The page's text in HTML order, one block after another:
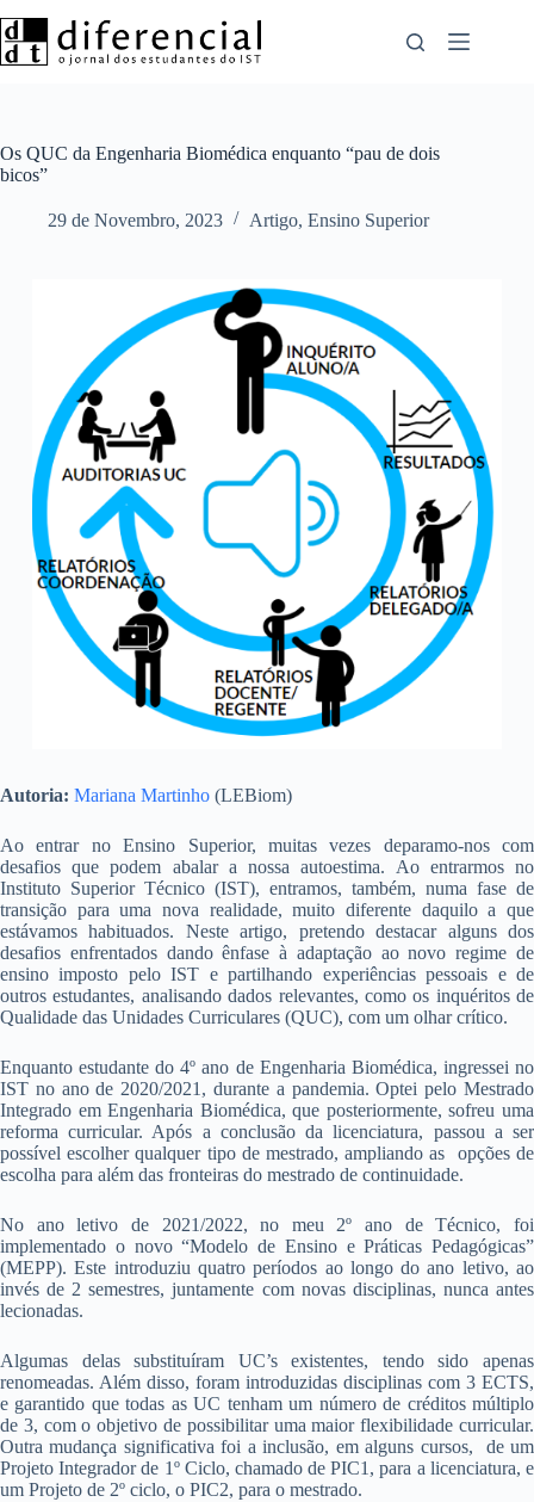
para
o
Os QUC da Engenharia Biomédica enquanto “pau de dois
bicos”
29 de Novembro, 2023 Artigo, Ensino Superior
Autoria: Mariana Martinho (LEBiom)
Ao entrar no Ensino Superior, muitas vezes deparamo-nos com
desafios que podem abalar a nossa autoestima. Ao entrarmos no
Instituto Superior Técnico (IST), entramos, também, numa fase de
transição para uma nova realidade, muito diferente daquilo a que
estávamos habituados. Neste artigo, pretendo destacar alguns dos
desafios enfrentados dando ênfase à adaptação ao novo regime de
ensino imposto pelo IST e partilhando experiências pessoais e de
outros estudantes, analisando dados relevantes, como os inquéritos de
Qualidade das Unidades Curriculares (QUC), com um olhar crítico.
Enquanto estudante do 4º ano de Engenharia Biomédica, ingressei no
IST no ano de 2020/2021, durante a pandemia. Optei pelo Mestrado
Integrado em Engenharia Biomédica, que posteriormente, sofreu uma
reforma curricular. Após a conclusão da licenciatura, passou a ser
possível escolher qualquer tipo de mestrado, ampliando as opções de
escolha para além das fronteiras do mestrado de continuidade.
No ano letivo de 2021/2022, no meu 2º ano de Técnico, foi
implementado o novo “Modelo de Ensino e Práticas Pedagógicas”
(MEPP). Este introduziu quatro períodos ao longo do ano letivo, ao
invés de 2 semestres, juntamente com novas disciplinas, nunca antes
lecionadas.
Algumas delas substituíram UC’s existentes, tendo sido apenas
renomeadas. Além disso, foram introduzidas disciplinas com 3 ECTS,
e garantido que todas as UC tenham um número de créditos múltiplo
de 3, com o objetivo de possibilitar uma maior flexibilidade curricular.
Outra mudança significativa foi a inclusão, em alguns cursos, de um
Projeto Integrador de 1º Ciclo, chamado de PIC1, para a licenciatura, e
um Projeto de 2º ciclo, o PIC2, para o mestrado.